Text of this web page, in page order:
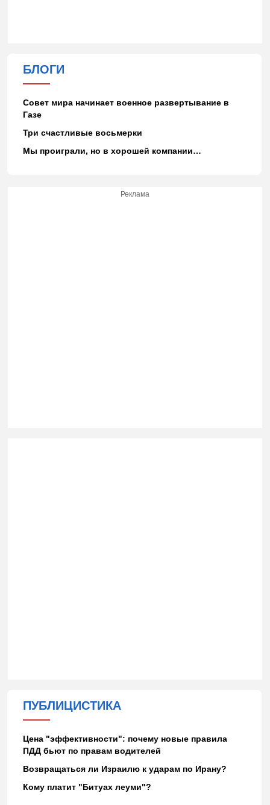
БЛОГИ
Совет мира начинает военное развертывание в
Газе
Три счастливые восьмерки
Мы проиграли, но в хорошей компании…
Реклама
ПУБЛИЦИСТИКА
Цена "эффективности": почему новые правила
ПДД бьют по правам водителей
Возвращаться ли Израилю к ударам по Ирану?
Кому платит "Битуах леуми"?